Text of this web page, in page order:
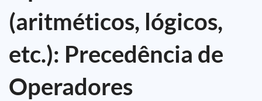
(aritméticos, lógicos,
etc.): Precedência de
Operadores